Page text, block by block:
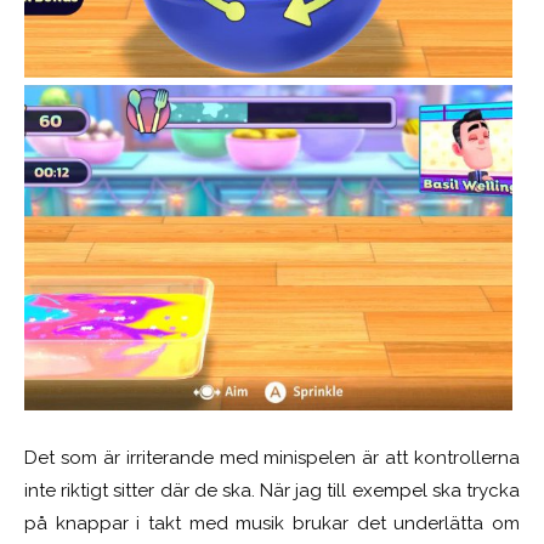
Det som är irriterande med minispelen är att kontrollerna
inte riktigt sitter där de ska. När jag till exempel ska trycka
på knappar i takt med musik brukar det underlätta om